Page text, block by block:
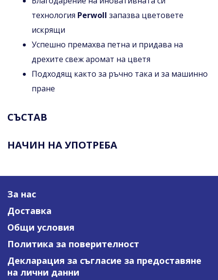
технология Perwoll запазва цветовете
искрящи
Успешно премахва петна и придава на
дрехите свеж аромат на цветя
Подходящ както за ръчно така и за машинно
пране
СЪСТАВ
НАЧИН НА УПОТРЕБА
За нас
Доставка
Общи условия
Политика за поверителност
Декларация за съгласие за предоставяне
на лични данни